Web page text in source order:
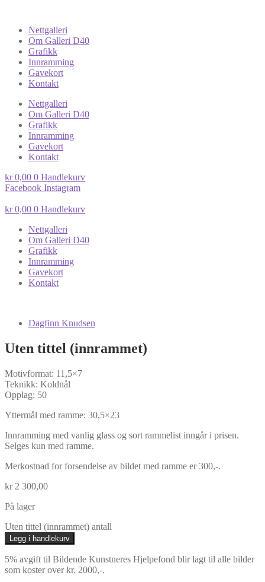
Nettgalleri
Om Galleri D40
Grafikk
Innramming
Gavekort
Kontakt
Nettgalleri
Om Galleri D40
Grafikk
Innramming
Gavekort
Kontakt
kr0,00 0 Handlekurv
Facebook Instagram
kr0,00 0 Handlekurv
Nettgalleri
Om Galleri D40
Grafikk
Innramming
Gavekort
Kontakt
Dagfinn Knudsen
Uten tittel (innrammet)
Motivformat: 11,5×7
Teknikk: Koldnål
Opplag: 50
Yttermål med ramme: 30,5×23
Innramming med vanlig glass og sort rammelist inngår i prisen.
Selges kun med ramme.
Merkostnad for forsendelse av bildet med ramme er 300,-.
kr2 300,00
På lager
Uten tittel (innrammet) antall
Legg i handlekurv
5% avgift til Bildende Kunstneres Hjelpefond blir lagt til alle bilder
som koster over kr. 2000,-.